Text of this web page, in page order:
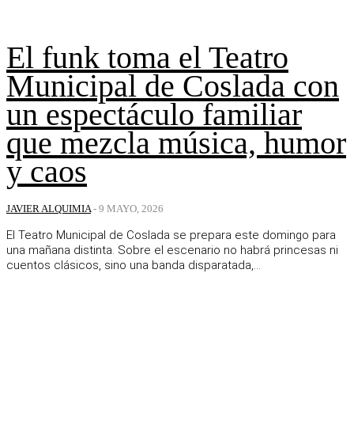
El funk toma el Teatro
Municipal de Coslada con
un espectáculo familiar
que mezcla música, humor
y caos
JAVIER ALQUIMIA - 9 MAYO, 2026
El Teatro Municipal de Coslada se prepara este domingo para
una mañana distinta. Sobre el escenario no habrá princesas ni
cuentos clásicos, sino una banda disparatada,...